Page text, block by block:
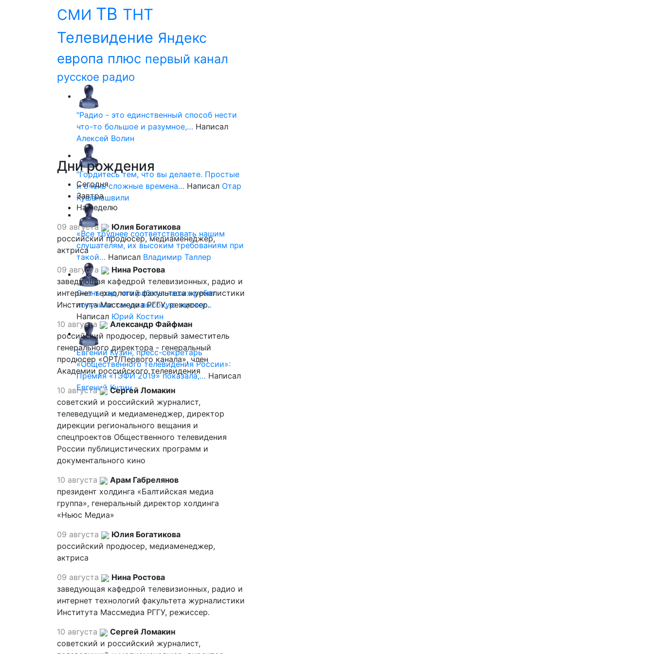
СМИ ТВ ТНТ
Телевидение Яндекс
европа плюс первый канал
русское радио
"Радио - это единственный способ нести
что-то большое и разумное,… Написал
Алексей Волин
"Гордитесь тем, что вы делаете. Простые
и очень сложные времена… Написал Отар
Кушанашвили
«Все труднее соответствовать нашим
слушателям, их высоким требованиям при
такой… Написал Владимир Таллер
Очень рад, что работы наших ребят
получили такую высокую оценку…
Написал Юрий Костин
Евгений Кузин, пресс-секретарь
«Общественного телевидения России»:
Премия «ТЭФИ 2019» показала,… Написал
Евгений Кузин
Днирождения
Сегодня
Завтра
На неделю
09 августа
Юлия Богатикова
российский продюсер, медиаменеджер,
актриса
09 августа
Нина Ростова
заведующая кафедрой телевизионных, радио и
интернет технологий факультета журналистики
Института Массмедиа РГГУ, режиссер.
10 августа
Александр Файфман
российский продюсер, первый заместитель
генерального директора - генеральный
продюсер «ОРТ/Первого канала», член
Академии российского телевидения
10 августа
Сергей Ломакин
советский и российский журналист,
телеведущий и медиаменеджер, директор
дирекции регионального вещания и
спецпроектов Общественного телевидения
России публицистических программ и
документального кино
10 августа
Арам Габрелянов
президент холдинга «Балтийская медиа
группа», генеральный директор холдинга
«Ньюс Медиа»
09 августа
Юлия Богатикова
российский продюсер, медиаменеджер,
актриса
09 августа
Нина Ростова
заведующая кафедрой телевизионных, радио и
интернет технологий факультета журналистики
Института Массмедиа РГГУ, режиссер.
10 августа
Сергей Ломакин
советский и российский журналист,